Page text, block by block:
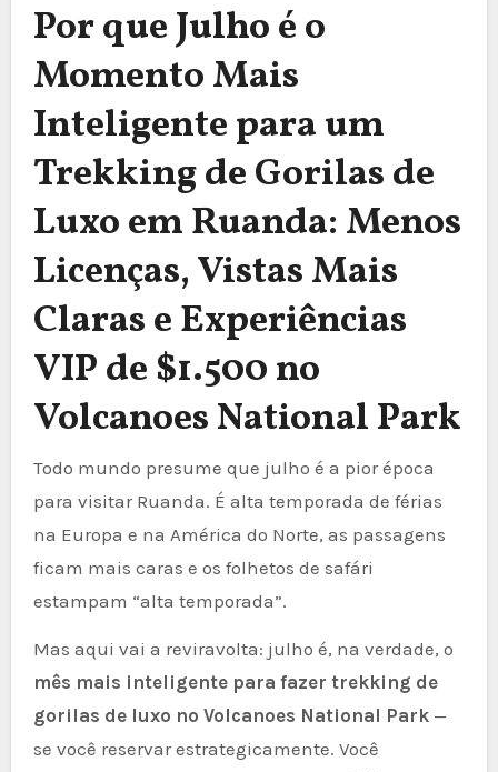
Por que Julho é o
Momento Mais
Inteligente para um
Trekking de Gorilas de
Luxo em Ruanda: Menos
Licenças, Vistas Mais
Claras e Experiências
VIP de $1.500 no
Volcanoes National Park
Todo mundo presume que julho é a pior época
para visitar Ruanda. É alta temporada de férias
na Europa e na América do Norte, as passagens
ficam mais caras e os folhetos de safári
estampam “alta temporada”.
Mas aqui vai a reviravolta: julho é, na verdade, o
mês mais inteligente para fazer trekking de
gorilas de luxo no Volcanoes National Park—
se você reservar estrategicamente. Você